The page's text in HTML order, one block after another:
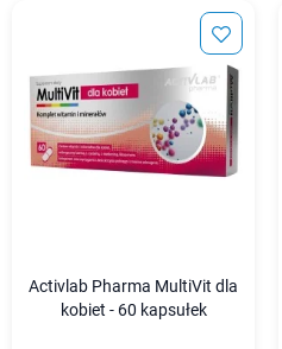
Activlab Pharma MultiVit dla
kobiet - 60 kapsułek